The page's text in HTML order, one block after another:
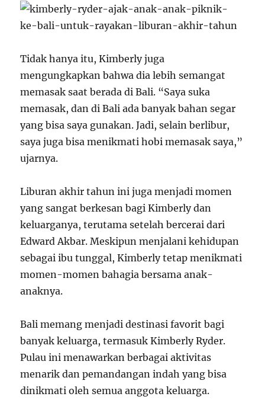
Tidak hanya itu, Kimberly juga
mengungkapkan bahwa dia lebih semangat
memasak saat berada di Bali. “Saya suka
memasak, dan di Bali ada banyak bahan segar
yang bisa saya gunakan. Jadi, selain berlibur,
saya juga bisa menikmati hobi memasak saya,”
ujarnya.
Liburan akhir tahun ini juga menjadi momen
yang sangat berkesan bagi Kimberly dan
keluarganya, terutama setelah bercerai dari
Edward Akbar. Meskipun menjalani kehidupan
sebagai ibu tunggal, Kimberly tetap menikmati
momen-momen bahagia bersama anak-
anaknya.
Bali memang menjadi destinasi favorit bagi
banyak keluarga, termasuk Kimberly Ryder.
Pulau ini menawarkan berbagai aktivitas
menarik dan pemandangan indah yang bisa
dinikmati oleh semua anggota keluarga.